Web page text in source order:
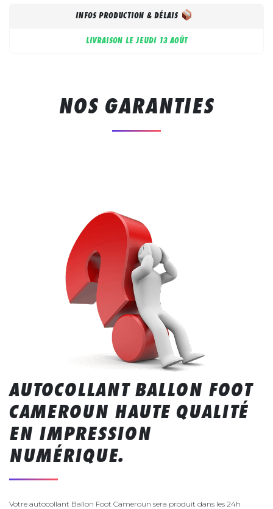
INFOS PRODUCTION & DÉLAIS
LIVRAISON LE JEUDI 13 AOÛT
NOS GARANTIES
AUTOCOLLANT BALLON FOOT
CAMEROUN HAUTE QUALITÉ
EN IMPRESSION
NUMÉRIQUE.
Votre autocollant Ballon Foot Cameroun sera produit dans les 24h